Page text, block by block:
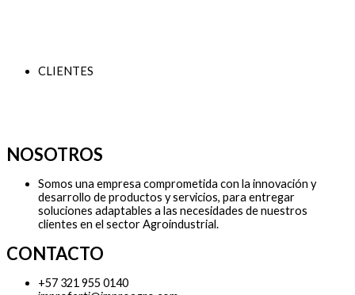
CLIENTES
NOSOTROS
Somos una empresa comprometida con la innovación y
desarrollo de productos y servicios, para entregar
soluciones adaptables a las necesidades de nuestros
clientes en el sector Agroindustrial.
CONTACTO
+57 321 955 0140